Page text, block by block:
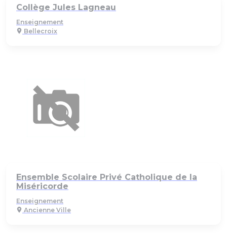
Collège Jules Lagneau
Enseignement
Bellecroix
Ensemble Scolaire Privé Catholique de la
Miséricorde
Enseignement
Ancienne Ville